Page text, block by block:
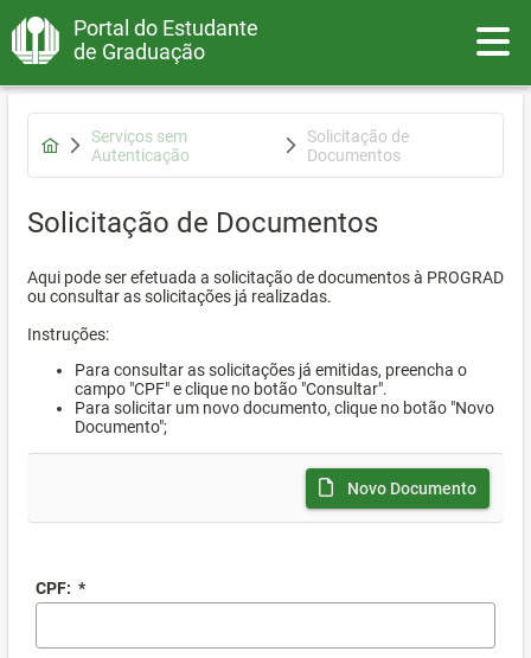
Portal do Estudante
de Graduação
Serviços sem
Autenticação
Solicitação de
Documentos
Solicitação de Documentos
Aqui pode ser efetuada a solicitação de documentos à PROGRAD
ou consultar as solicitações já realizadas.
Instruções:
Para consultar as solicitações já emitidas, preencha o
campo "CPF" e clique no botão "Consultar".
Para solicitar um novo documento, clique no botão "Novo
Documento";
Novo Documento
CPF: *